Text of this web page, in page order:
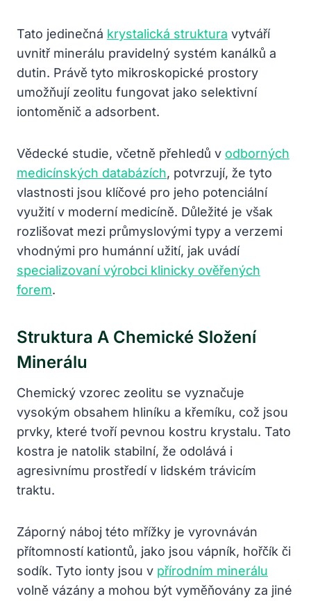
Tato jedinečná krystalická struktura vytváří
uvnitř minerálu pravidelný systém kanálků a
dutin. Právě tyto mikroskopické prostory
umožňují zeolitu fungovat jako selektivní
iontoměnič a adsorbent.
Vědecké studie, včetně přehledů v odborných
medicínských databázích, potvrzují, že tyto
vlastnosti jsou klíčové pro jeho potenciální
využití v moderní medicíně. Důležité je však
rozlišovat mezi průmyslovými typy a verzemi
vhodnými pro humánní užití, jak uvádí
specializovaní výrobci klinicky ověřených
forem.
Struktura A Chemické Složení
Minerálu
Chemický vzorec zeolitu se vyznačuje
vysokým obsahem hliníku a křemíku, což jsou
prvky, které tvoří pevnou kostru krystalu. Tato
kostra je natolik stabilní, že odolává i
agresivnímu prostředí v lidském trávicím
traktu.
Záporný náboj této mřížky je vyrovnáván
přítomností kationtů, jako jsou vápník, hořčík či
sodík. Tyto ionty jsou v přírodním minerálu
volně vázány a mohou být vyměňovány za jiné